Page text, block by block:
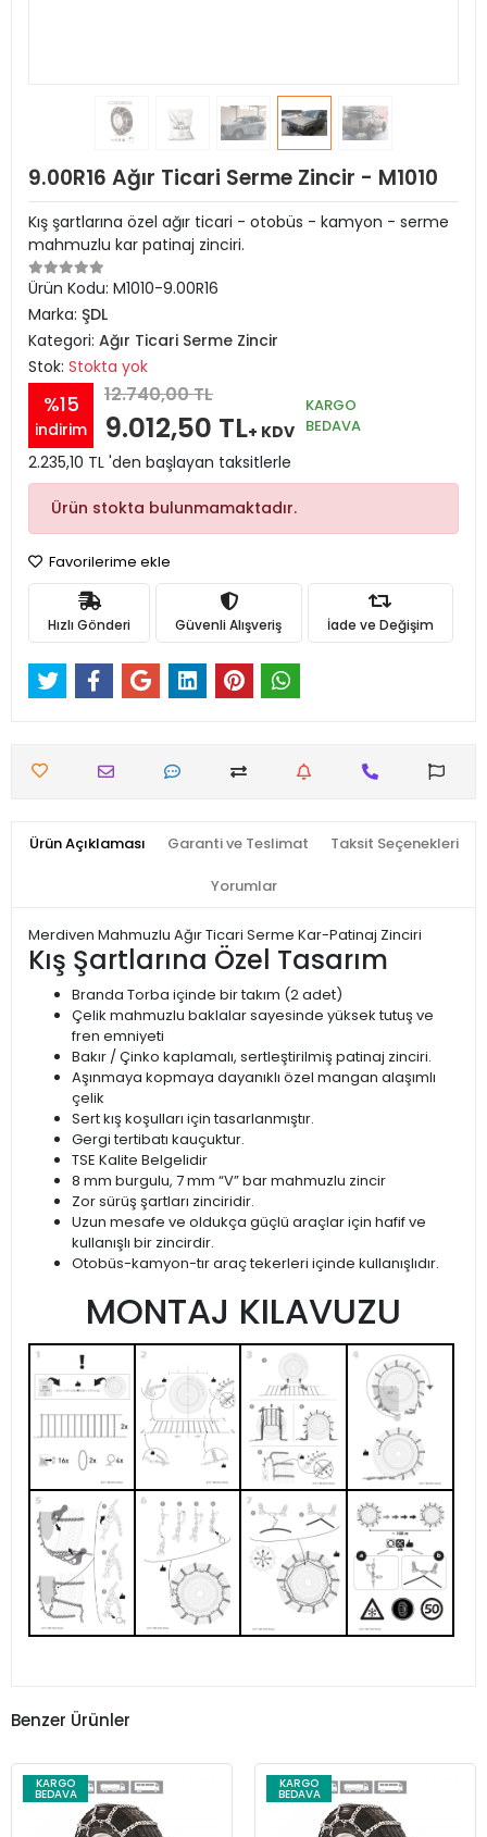
9.00R16 Ağır Ticari Serme Zincir - M1010
Kış şartlarına özel ağır ticari - otobüs - kamyon - serme
mahmuzlu kar patinaj zinciri.
Ürün Kodu: M1010-9.00R16
Marka: ŞDL
Kategori: Ağır Ticari Serme Zincir
Stok: Stokta yok
%15
indirim
12.740,00 TL
9.012,50 TL+ KDV
KARGO
BEDAVA
2.235,10 TL 'den başlayan taksitlerle
Ürün stokta bulunmamaktadır.
Favorilerime ekle
Hızlı Gönderi Güvenli Alışveriş İade ve Değişim
Ürün Açıklaması Garanti ve Teslimat Taksit Seçenekleri
Yorumlar
Merdiven Mahmuzlu Ağır Ticari Serme Kar-Patinaj Zinciri
Kış Şartlarına Özel Tasarım
Branda Torba içinde bir takım (2 adet)
Çelik mahmuzlu baklalar sayesinde yüksek tutuş ve
fren emniyeti
Bakır / Çinko kaplamalı, sertleştirilmiş patinaj zinciri.
Aşınmaya kopmaya dayanıklı özel mangan alaşımlı
çelik
Sert kış koşulları için tasarlanmıştır.
Gergi tertibatı kauçuktur.
TSE Kalite Belgelidir
8 mm burgulu, 7 mm “V” bar mahmuzlu zincir
Zor sürüş şartları zinciridir.
Uzun mesafe ve oldukça güçlü araçlar için hafif ve
kullanışlı bir zincirdir.
Otobüs-kamyon-tır araç tekerleri içinde kullanışlıdır.
MONTAJ KILAVUZU
Benzer Ürünler
KARGO
BEDAVA
KARGO
BEDAVA